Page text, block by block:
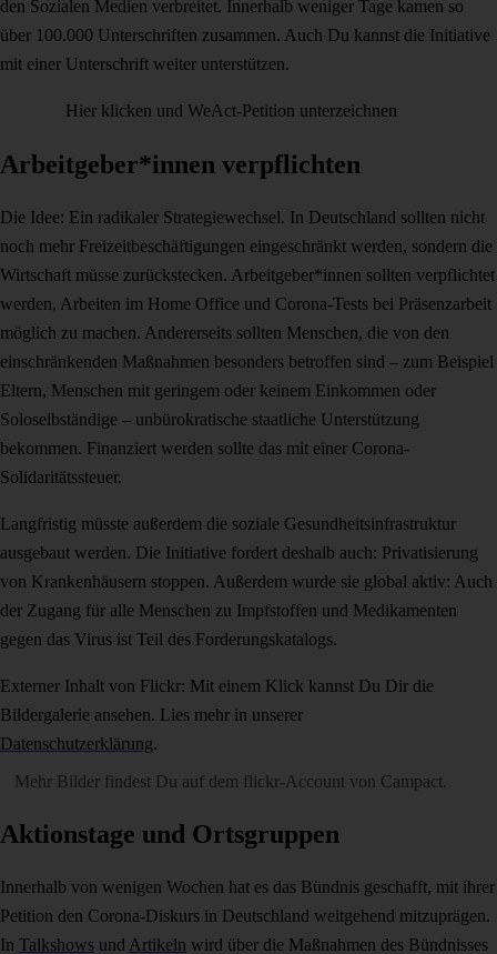
den Sozialen Medien verbreitet. Innerhalb weniger Tage kamen so
über 100.000 Unterschriften zusammen. Auch Du kannst die Initiative
mit einer Unterschrift weiter unterstützen.
Hier klicken und WeAct-Petition unterzeichnen
Arbeitgeber*innen verpflichten
Die Idee: Ein radikaler Strategiewechsel. In Deutschland sollten nicht
noch mehr Freizeitbeschäftigungen eingeschränkt werden, sondern die
Wirtschaft müsse zurückstecken. Arbeitgeber*innen sollten verpflichtet
werden, Arbeiten im Home Office und Corona-Tests bei Präsenzarbeit
möglich zu machen. Andererseits sollten Menschen, die von den
einschränkenden Maßnahmen besonders betroffen sind – zum Beispiel
Eltern, Menschen mit geringem oder keinem Einkommen oder
Soloselbständige – unbürokratische staatliche Unterstützung
bekommen. Finanziert werden sollte das mit einer Corona-
Solidaritätssteuer.
Langfristig müsste außerdem die soziale Gesundheitsinfrastruktur
ausgebaut werden. Die Initiative fordert deshalb auch: Privatisierung
von Krankenhäusern stoppen. Außerdem wurde sie global aktiv: Auch
der Zugang für alle Menschen zu Impfstoffen und Medikamenten
gegen das Virus ist Teil des Forderungskatalogs.
Externer Inhalt von Flickr: Mit einem Klick kannst Du Dir die
Bildergalerie ansehen. Lies mehr in unserer
Datenschutzerklärung.
Mehr Bilder findest Du auf dem flickr-Account von Campact.
Aktionstage und Ortsgruppen
Innerhalb von wenigen Wochen hat es das Bündnis geschafft, mit ihrer
Petition den Corona-Diskurs in Deutschland weitgehend mitzuprägen.
In Talkshows und Artikeln wird über die Maßnahmen des Bündnisses